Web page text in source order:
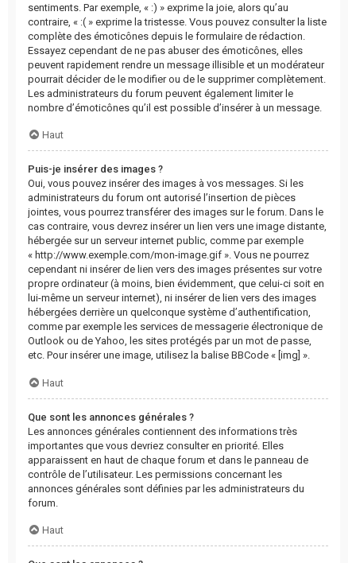
sentiments. Par exemple, « :) » exprime la joie, alors qu’au
contraire, « :( » exprime la tristesse. Vous pouvez consulter la liste
complète des émoticônes depuis le formulaire de rédaction.
Essayez cependant de ne pas abuser des émoticônes, elles
peuvent rapidement rendre un message illisible et un modérateur
pourrait décider de le modifier ou de le supprimer complètement.
Les administrateurs du forum peuvent également limiter le
nombre d’émoticônes qu’il est possible d’insérer à un message.
Haut
Puis-je insérer des images ?
Oui, vous pouvez insérer des images à vos messages. Si les
administrateurs du forum ont autorisé l’insertion de pièces
jointes, vous pourrez transférer des images sur le forum. Dans le
cas contraire, vous devrez insérer un lien vers une image distante,
hébergée sur un serveur internet public, comme par exemple
« http://www.exemple.com/mon-image.gif ». Vous ne pourrez
cependant ni insérer de lien vers des images présentes sur votre
propre ordinateur (à moins, bien évidemment, que celui-ci soit en
lui-même un serveur internet), ni insérer de lien vers des images
hébergées derrière un quelconque système d’authentification,
comme par exemple les services de messagerie électronique de
Outlook ou de Yahoo, les sites protégés par un mot de passe,
etc. Pour insérer une image, utilisez la balise BBCode « [img] ».
Haut
Que sont les annonces générales ?
Les annonces générales contiennent des informations très
importantes que vous devriez consulter en priorité. Elles
apparaissent en haut de chaque forum et dans le panneau de
contrôle de l’utilisateur. Les permissions concernant les
annonces générales sont définies par les administrateurs du
forum.
Haut